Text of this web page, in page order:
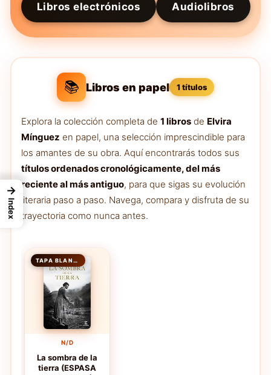
Libros electrónicos Audiolibros
📚 Libros en papel 1 títulos
Explora la colección completa de 1 libros de Elvira
Mínguez en papel, una selección imprescindible para
los amantes de su obra. Aquí encontrarás todos sus
títulos ordenados cronológicamente, del más
reciente al más antiguo, para que sigas su evolución
literaria paso a paso. Navega, compara y disfruta de su
trayectoria como nunca antes.
TAPA BLANDA
N/D
La sombra de la
tierra (ESPASA
→
Index